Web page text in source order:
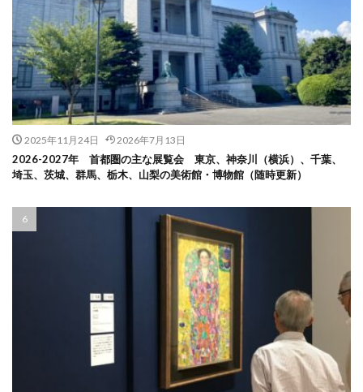
2025年11月24日 2026年7月13日
2026-2027年 首都圏の主な展覧会 東京、神奈川（横浜）、千葉、
埼玉、茨城、群馬、栃木、山梨の美術館・博物館（随時更新）